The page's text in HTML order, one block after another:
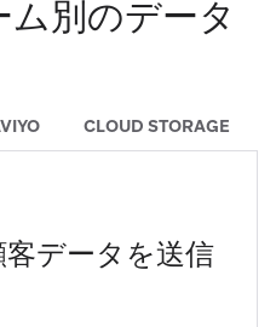
別のデータ
CLOUD STORAGE
データを送信